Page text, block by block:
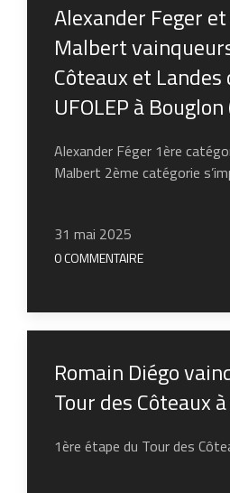
Alexander Feger
Malbert
Côteaux et Landes
UFOLEP à Bouglon
Alexander Féger 1ère
Malbert 2ème catégorie
31 mai 2025
0 COMMENTAIRE
Romain Diégo
Tour des Côteaux
1ère étape du Tour des